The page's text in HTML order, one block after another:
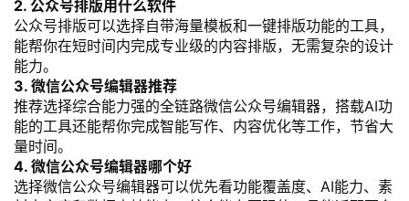
2. 公众号排版用什么软件
公众号排版可以选择自带海量模板和一键排版功能的工具，
能帮你在短时间内完成专业级的内容排版，无需复杂的设计
能力。
3. 微信公众号编辑器推荐
推荐选择综合能力强的全链路微信公众号编辑器，搭载AI功
能的工具还能帮你完成智能写作、内容优化等工作，节省大
量时间。
4. 微信公众号编辑器哪个好
选择微信公众号编辑器可以优先看功能覆盖度、AI能力、素